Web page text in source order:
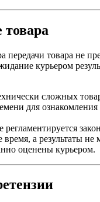
товара
передачи товара не
курьером
сложных
для ознакомления
регламентируется
время, а результаты не
оценены курьером.